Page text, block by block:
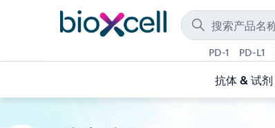
PD-1 PD-L1
抗体 & 试剂